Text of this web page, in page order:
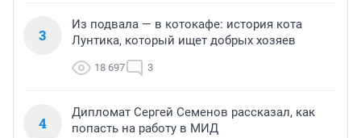
3
Из подвала — в котокафе: история кота
Лунтика, который ищет добрых хозяев
18 697 3
4
Дипломат Сергей Семенов рассказал, как
попасть на работу в МИД